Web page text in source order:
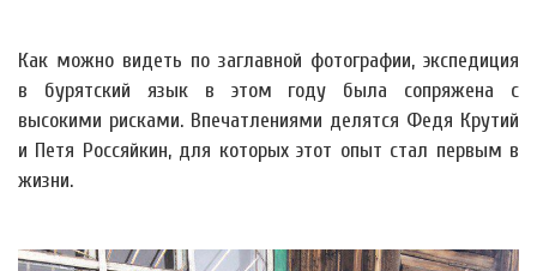
Как можно видеть по заглавной фотографии, экспедиция
в бурятский язык в этом году была сопряжена с
высокими рисками. Впечатлениями делятся Федя Крутий
и Петя Россяйкин, для которых этот опыт стал первым в
жизни.